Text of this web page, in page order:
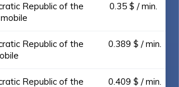
Republic of the
0.35 $ / min.
Republic of the
0.389 $ / min.
Republic of the
0.409 $ / min.